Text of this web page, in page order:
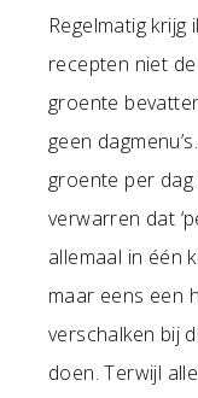
Regelmatig
recepten niet
groente
geen
groente per
verwarren dat
allemaal in één
maar eens een
verschalken bij
doen. Terwijl